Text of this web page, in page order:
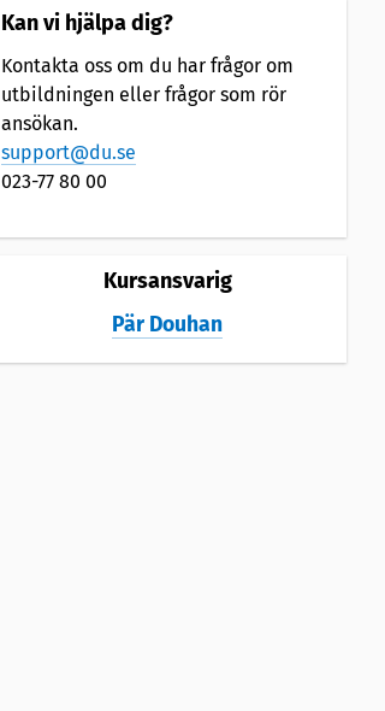
Kan vi hjälpa dig?
Kontakta oss om du har frågor om
utbildningen eller frågor som rör
ansökan.
support@du.se
023-77 80 00
Kursansvarig
Pär Douhan